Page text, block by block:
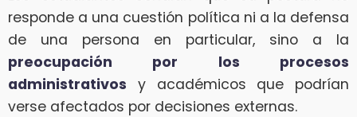
responde a una cuestión política ni a la defensa
de una persona en particular, sino a la
preocupación por los procesos
administrativos y académicos que podrían
verse afectados por decisiones externas.